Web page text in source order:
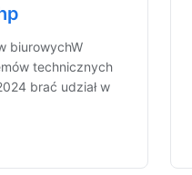
biurowychW
technicznych
brać udział w